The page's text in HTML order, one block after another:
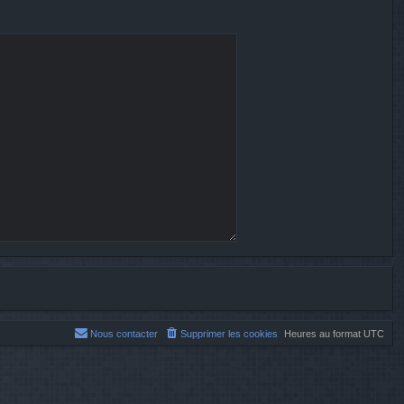
Heures au format UTC
Supprimer les cookies
Nous contacter